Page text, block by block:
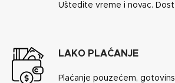
Uštedite vreme i novac.
LAKO PLAĆANJE
Plaćanje pouzećem,